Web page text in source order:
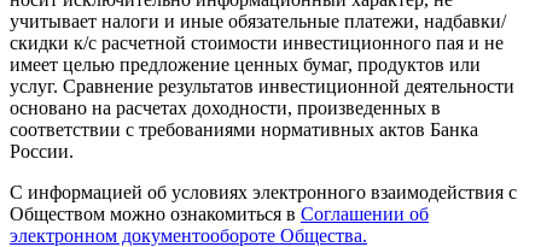
учитывает налоги и иные обязательные платежи, надбавки/
скидки к/с расчетной стоимости инвестиционного пая и не
имеет целью предложение ценных бумаг, продуктов или
услуг. Сравнение результатов инвестиционной деятельности
основано на расчетах доходности, произведенных в
соответствии с требованиями нормативных актов Банка
России.
С информацией об условиях электронного взаимодействия с
Обществом можно ознакомиться в Соглашении об
электронном документообороте Общества.